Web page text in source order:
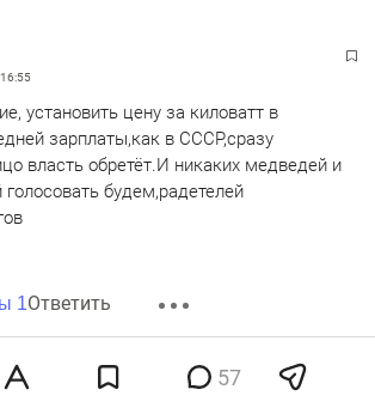
16:55
установить цену за киловатт в
зарплаты,как в СССР,сразу
власть обретёт.И никаких медведей и
будем,радетелей
1Ответить
16:58
57